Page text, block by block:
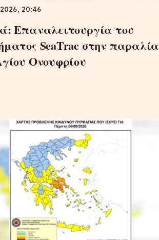
20:46
Επαναλειτουργία του
SeaTrac στην παραλία
Ονουφρίου